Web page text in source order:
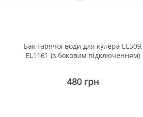
Бак гарячої води для кулера EL509,
EL1161 (з боковим підключенням)
480 грн